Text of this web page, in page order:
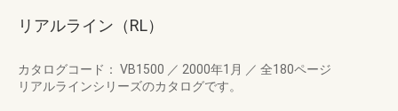
リアルライン（RL）
カタログコード： VB1500 ／ 2000年1月 ／ 全180ページ
リアルラインシリーズのカタログです。